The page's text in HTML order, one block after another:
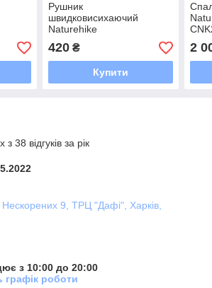
Рушник
швидковисихаючий
Naturehike
CNK2300SS010, 90*38,
темно-зелений
420₴
Купити
2
38 відгуків за рік
Нескорених 9, ТРЦ "Дафі", Харків,
з 10:00 до 20:00
графік роботи